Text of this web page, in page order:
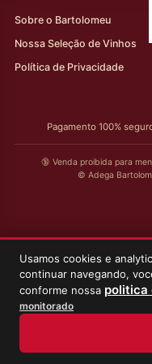
Usamos cookies e
continuar navegando,
conforme nossa politica
monitorado
Sobre o Bartolomeu
Nossa Seleção de Vinhos
Política de Privacidade
Pagamento 100%
🔞 Venda proibida para
© Adega